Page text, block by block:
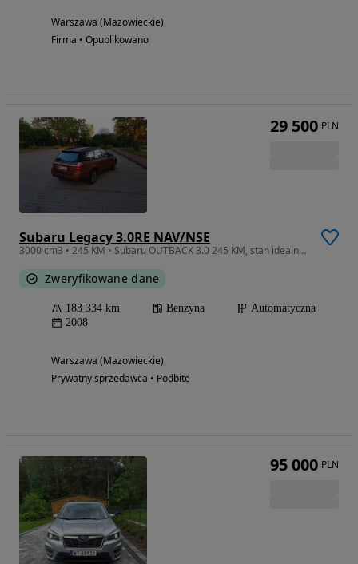
Warszawa (Mazowieckie)
Firma • Opublikowano
Subaru Legacy 3.0RE NAV/NSE
3000 cm3 • 245 KM • Subaru OUTBACK 3.0 245 KM, stan idealny, przebieg 183 334 km
Zweryfikowane dane
183 334 km Benzyna
Automatyczna
2008
Warszawa (Mazowieckie)
Prywatny sprzedawca • Podbite
29 500 PLN
95 000 PLN